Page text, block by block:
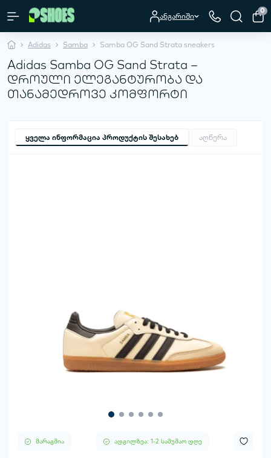
ანგარიში
0
Adidas Samba Samba OG Sand Strata sneakers
Adidas Samba OG Sand Strata –
დროული ელეგანტურობა და
თანამედროვე კომფორტი
ყველა ინფორმაცია პროდუქტის შესახებ აღწერა
მარაგშია ადგილზეა: 1-2 სამუშაო დღე